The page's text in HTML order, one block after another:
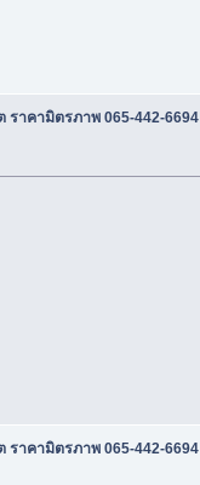
าคามิตรภาพ 065-442-6694
าคามิตรภาพ 065-442-6694